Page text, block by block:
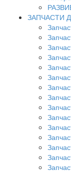
ЗАПЧАСТИ